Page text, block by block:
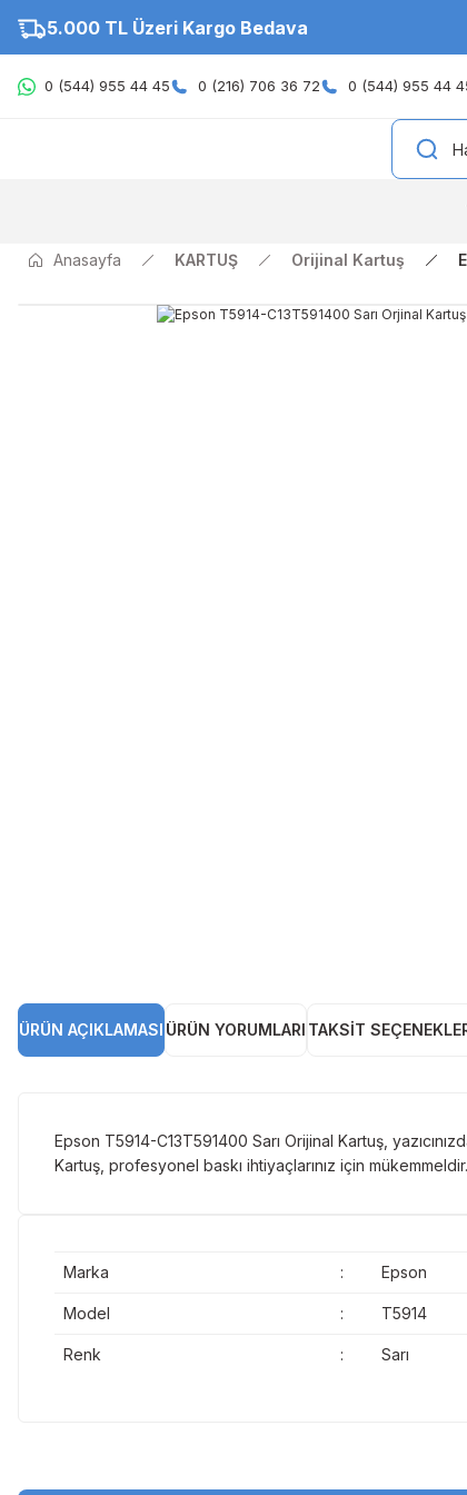
5.000 TL Üzeri Kargo Bedava
0 (544) 955 44 45 0 (216) 706 36 72 0 (544) 955 44
Anasayfa KARTUŞ Orijinal Kartuş
ÜRÜN AÇIKLAMASI ÜRÜN YORUMLARI TAKSIT
Epson T5914-C13T591400 Sarı Orijinal Kartuş,
Kartuş, profesyonel baskı ihtiyaçlarınız için
Marka : Epson
Model : T5914
Renk : Sarı